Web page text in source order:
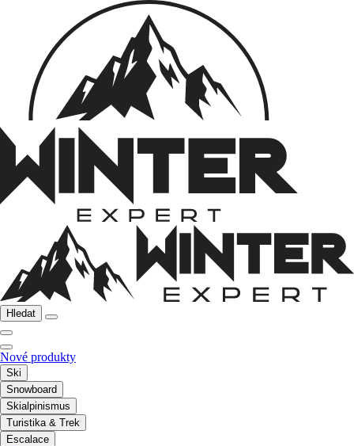
Hledat
Nové produkty
Ski
Snowboard
Skialpinismus
Turistika & Trek
Escalace